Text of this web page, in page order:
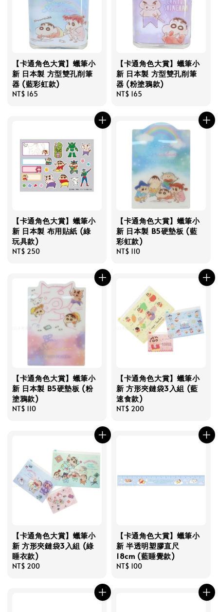
【卡通角色大賞】蠟筆小
新 日本製 方型雙孔削筆
器 (藍彩虹款)
Regular
NT$ 165
【卡通角色大賞】蠟筆小
新 日本製 方型雙孔削筆
器 (粉塗鴉款)
Regular
NT$ 165
【卡通角色大賞】蠟筆小
新 日本製 布用貼紙 (綠
玩具款)
Regular
NT$ 250
【卡通角色大賞】蠟筆小
新 日本製 B5硬墊板 (藍
彩虹款)
Regular
NT$ 110
【卡通角色大賞】蠟筆小
新 日本製 B5硬墊板 (粉
塗鴉款)
Regular
NT$ 110
【卡通角色大賞】蠟筆小
新 方形夾鏈袋3入組 (藍
速食款)
Regular
NT$ 200
【卡通角色大賞】蠟筆小
新 方形夾鏈袋3入組 (綠
睡衣款)
Regular
NT$ 200
【卡通角色大賞】蠟筆小
新 半透明塑膠直尺
18cm (藍睡覺款)
Regular
NT$ 100